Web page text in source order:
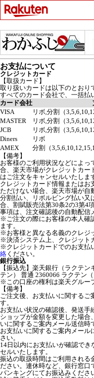
お支払について
クレジットカード
【取扱カード】
取り扱いカードは以下のとおり
すべてのカード会社で、一括払
カード会社
VISA
リボ,分割（
MASTER
リボ,分割（
JCB
リボ,分割（
Diners
リボ
AMEX
分割（
【備考】
お客様のご利用状況などによ
合、楽天市場がクレジットカー
はご注文をキャンセルいたしま
クレジットカード情報または
ただけない場合、楽天市場が自
分割払い、リボルビング払い又
合、割賦販売法第30条2の3第4
事項は、注文確認後の自動配信
※ご注文の際にお客様の本人確
ます。
※お客様と異なる名義のクレジ
※決済システム上、クレジット
※クレジットカードでのお支払
絡 ください。
銀行振込
【振込先】楽天銀行（ラクテ
テン） 普通 2360066 ラクテン
※この口座の権利は楽天グルー
【備考】
ご注文後、お支払いに関するご
す。
お支払い状況の確認後、発送手
ショップが金額を変更した場
いに関するご案内メール送信時
お支払いに関するご案内メー
さい。
14日以内にお支払いが確認で
セルいたします。
振込の取扱時間はご利用される
ださい。連休時など、銀行窓口
バンキングにてお振込みくださ